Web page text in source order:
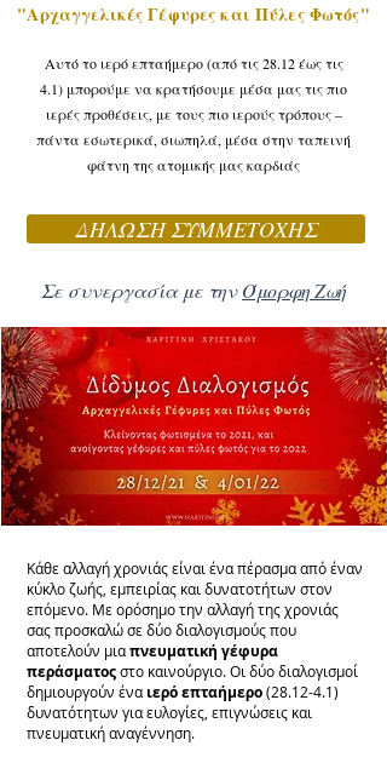
"Αρχαγγελικές Γέφυρες και Πύλες Φωτός"
Αυτό το ιερό επταήμερο (από τις 28.12 έως τις
4.1) μπορούμε να κρατήσουμε μέσα μας τις πιο
ιερές προθέσεις, με τους πιο ιερούς τρόπους –
πάντα εσωτερικά, σιωπηλά, μέσα στην ταπεινή
φάτνη της ατομικής μας καρδιάς
ΔΗΛΩΣΗ ΣΥΜΜΕΤΟΧΗΣ
Σε συνεργασία με τηνΌμορφη Ζωή
Kάθε αλλαγή χρονιάς είναι ένα πέρασμα από έναν
κύκλο ζωής, εμπειρίας και δυνατοτήτων στον
επόμενο. Με ορόσημο την αλλαγή της χρονιάς
σας προσκαλώ σε δύο διαλογισμούς που
αποτελούν μιαπνευματική γέφυρα
περάσματοςστο καινούργιο. Οι δύο διαλογισμοί
δημιουργούν ένα ιερό επταήμερο(28.12-4.1)
δυνατότητων για ευλογίες, επιγνώσεις και
πνευματική αναγέννηση.